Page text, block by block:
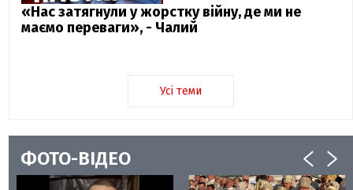
«Нас затягнули у жорстку війну, де ми не
маємо переваги», - Чалий
Усі теми
ФОТО-ВІДЕО